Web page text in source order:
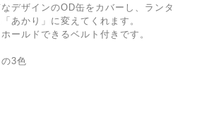
デザインのOD缶をカバーし、ランタ
あかり」に変えてくれます。
ールドできるベルト付きです。
3色